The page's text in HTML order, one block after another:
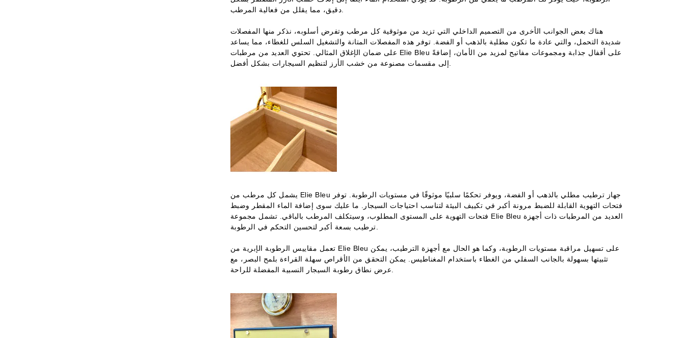
دقيق، مما يقلل من فعالية المرطب.
هناك بعض الجوانب الأخرى من التصميم الداخلي التي تزيد من موثوقية كل مرطب وتفرض أسلوبه، نذكر منها المفصلات
شديدة التحمل، والتي عادة ما تكون مطلية بالذهب أو الفضة. توفر هذه المفصلات المتانة والتشغيل السلس للغطاء، مما يساعد
على ضمان الإغلاق المثالي. تحتوي العديد من مرطبات Elie Bleu على أقفال جذابة ومجموعات مفاتيح لمزيد من الأمان، إضافةً
إلى مقسمات مصنوعة من خشب الأرز لتنظيم السيجارات بشكل أفضل.
يشمل كل مرطب من Elie Bleu جهاز ترطيب مطلي بالذهب أو الفضة، ويوفر تحكمًا سلبيًا موثوقًا في مستويات الرطوبة. توفر
فتحات التهوية القابلة للضبط مرونة أكبر في تكييف البيئة لتناسب احتياجات السيجار. ما عليك سوى إضافة الماء المقطر وضبط
فتحات التهوية على المستوى المطلوب، وسيتكلف المرطب بالباقي. تشمل مجموعة Elie Bleu العديد من المرطبات ذات أجهزة
ترطيب بسعة أكبر لتحسين التحكم في الرطوبة.
تعمل مقاييس الرطوبة الإبرية من Elie Bleu على تسهيل مراقبة مستويات الرطوبة، وكما هو الحال مع أجهزة الترطيب، يمكن
تثبيتها بسهولة بالجانب السفلي من الغطاء باستخدام المغناطيس. يمكن التحقق من الأقراص سهلة القراءة بلمح البصر، مع
عرض نطاق رطوبة السيجار النسبية المفضلة للراحة.